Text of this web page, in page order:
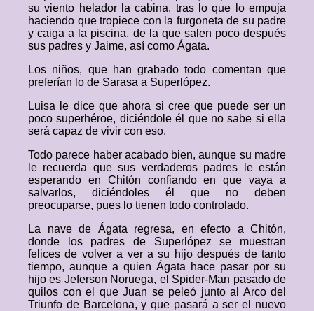
su viento helador la cabina, tras lo que lo empuja
haciendo que tropiece con la furgoneta de su padre
y caiga a la piscina, de la que salen poco después
sus padres y Jaime, así como Ágata.
Los niños, que han grabado todo comentan que
preferían lo de Sarasa a Superlópez.
Luisa le dice que ahora si cree que puede ser un
poco superhéroe, diciéndole él que no sabe si ella
será capaz de vivir con eso.
Todo parece haber acabado bien, aunque su madre
le recuerda que sus verdaderos padres le están
esperando en Chitón confiando en que vaya a
salvarlos, diciéndoles él que no deben
preocuparse, pues lo tienen todo controlado.
La nave de Ágata regresa, en efecto a Chitón,
donde los padres de Superlópez se muestran
felices de volver a ver a su hijo después de tanto
tiempo, aunque a quien Ágata hace pasar por su
hijo es Jeferson Noruega, el Spider-Man pasado de
quilos con el que Juan se peleó junto al Arco del
Triunfo de Barcelona, y que pasará a ser el nuevo